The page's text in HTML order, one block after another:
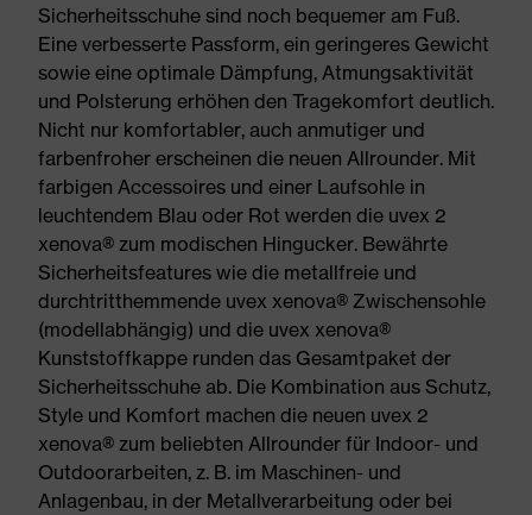
Sicherheitsschuhe sind noch bequemer am Fuß.
Eine verbesserte Passform, ein geringeres Gewicht
sowie eine optimale Dämpfung, Atmungsaktivität
und Polsterung erhöhen den Tragekomfort deutlich.
Nicht nur komfortabler, auch anmutiger und
farbenfroher erscheinen die neuen Allrounder. Mit
farbigen Accessoires und einer Laufsohle in
leuchtendem Blau oder Rot werden die uvex 2
xenova® zum modischen Hingucker. Bewährte
Sicherheitsfeatures wie die metallfreie und
durchtritthemmende uvex xenova® Zwischensohle
(modellabhängig) und die uvex xenova®
Kunststoffkappe runden das Gesamtpaket der
Sicherheitsschuhe ab. Die Kombination aus Schutz,
Style und Komfort machen die neuen uvex 2
xenova® zum beliebten Allrounder für Indoor- und
Outdoorarbeiten, z. B. im Maschinen- und
Anlagenbau, in der Metallverarbeitung oder bei